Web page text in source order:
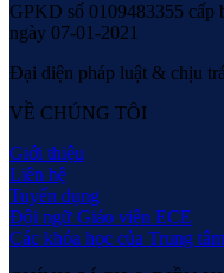
GPKD số 0109483355
ngày 07-01-2021
Đại diện pháp luật & chịu
VỀ CHÚNG TÔI
Giới thiệu
Liên hệ
Tuyển dụng
Đội ngữ Giáo viên ECE
Các khóa học của Trung